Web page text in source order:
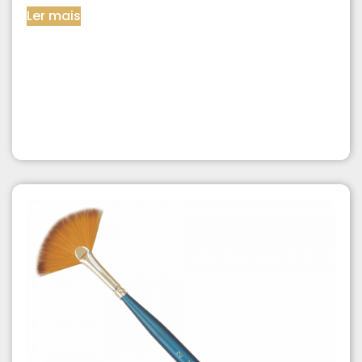
Ler mais